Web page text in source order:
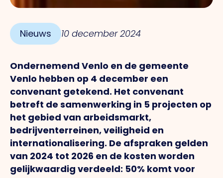
Nieuws 10 december 2024
Ondernemend Venlo en de gemeente
Venlo hebben op 4 december een
convenant getekend. Het convenant
betreft de samenwerking in 5 projecten op
het gebied van arbeidsmarkt,
bedrijventerreinen, veiligheid en
internationalisering. De afspraken gelden
van 2024 tot 2026 en de kosten worden
gelijkwaardig verdeeld: 50% komt voor